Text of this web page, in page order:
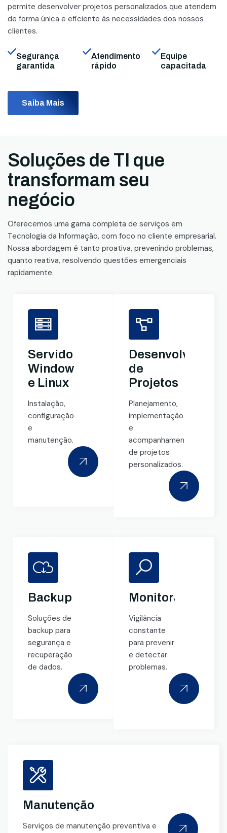
permite desenvolver projetos personalizados que atendem
de forma única e eficiente às necessidades dos nossos
clientes.
Segurança
garantida
Atendimento
rápido
Equipe
capacitada
Saiba Mais
Soluções de TI que
transformam seu
negócio
Oferecemos uma gama completa de serviços em
Tecnologia da Informação, com foco no cliente empresarial.
Nossa abordagem é tanto proativa, prevenindo problemas,
quanto reativa, resolvendo questões emergenciais
rapidamente.
Servidores
Windows
e Linux
Instalação,
configuração
e
manutenção.
de
Projetos
Planejamento,
implementação
e
acompanhamento
de projetos
personalizados.
Backup
Soluções de
backup para
segurança e
recuperação
de dados.
Monitoramento
Vigilância
constante
para prevenir
e detectar
problemas.
Manutenção
Serviços de manutenção preventiva e